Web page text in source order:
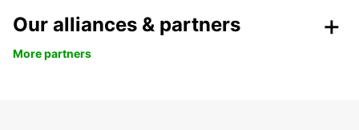
Our alliances & partners
More partners